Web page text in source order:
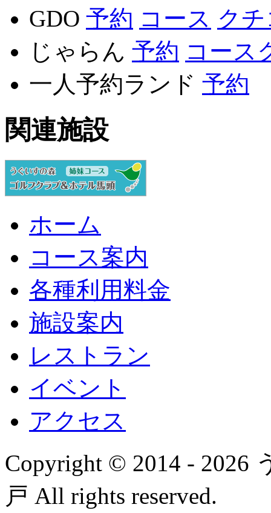
GDO 予約 コース ク
じゃらん 予約 コース
一人予約ランド 予約
関連施設
ホーム
コース案内
各種利用料金
施設案内
レストラン
イベント
アクセス
Copyright © 2014 - 2026
戸 All rights reserved.